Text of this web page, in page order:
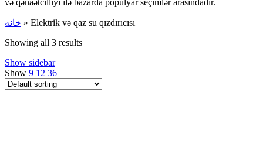
və qənaətcilliyi ilə bazarda populyar seçimlər arasındadır.
خانه » Elektrik və qaz su qızdırıcısı
Showing all 3 results
Show sidebar
Show 9 12 36